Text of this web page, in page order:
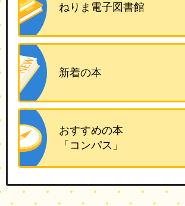
ねりま電子図書館
新着の本
おすすめの本
「コンパス」